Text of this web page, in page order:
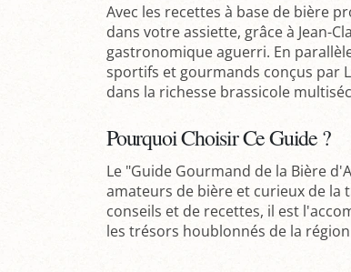
Avec les recettes à base de bière
dans votre assiette, grâce à Jean-
gastronomique aguerri. En
sportifs et gourmands conçus par
dans la richesse brassicole
Pourquoi Choisir Ce Guide ?
Le "Guide Gourmand de la Bière
amateurs de bière et curieux de la
conseils et de recettes, il est
les trésors houblonnés de la